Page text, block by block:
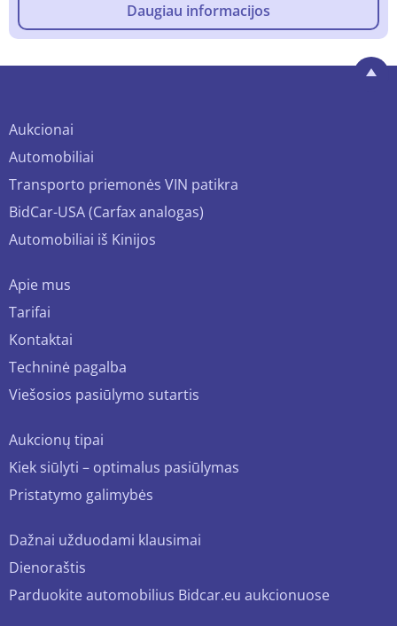
Daugiau informacijos
Aukcionai
Automobiliai
Transporto priemonės VIN patikra
BidCar-USA (Carfax analogas)
Automobiliai iš Kinijos
Apie mus
Tarifai
Kontaktai
Techninė pagalba
Viešosios pasiūlymo sutartis
Aukcionų tipai
Kiek siūlyti – optimalus pasiūlymas
Pristatymo galimybės
Dažnai užduodami klausimai
Dienoraštis
Parduokite automobilius Bidcar.eu aukcionuose